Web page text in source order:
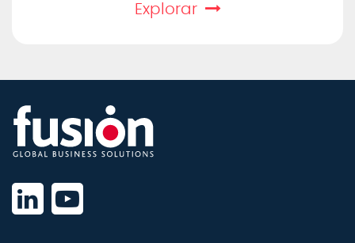
Explorar